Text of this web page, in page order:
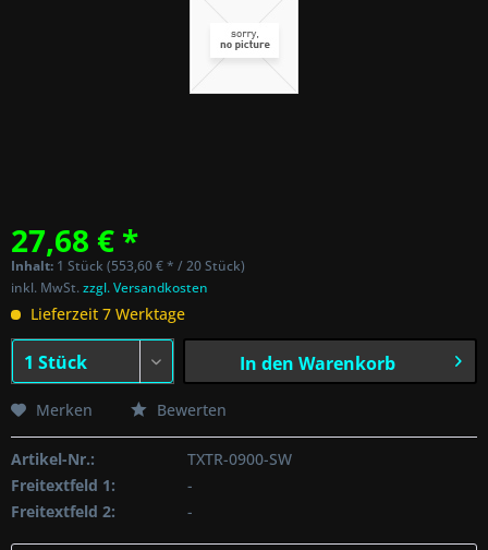
27,68 € *
Inhalt: 1 Stück (553,60 € * / 20 Stück)
inkl. MwSt.zzgl. Versandkosten
Lieferzeit 7 Werktage
In den Warenkorb
Merken Bewerten
Artikel-Nr.:
TXTR-0900-SW
Freitextfeld 1:
-
Freitextfeld 2:
-